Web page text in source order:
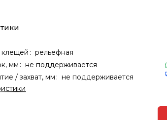
: рельефная
мм : не поддерживается
/ захват, мм : не поддерживается